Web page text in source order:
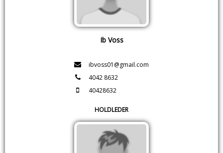
Ib Voss
ibvoss01@gmail.com
4042 8632
40428632
HOLDLEDER